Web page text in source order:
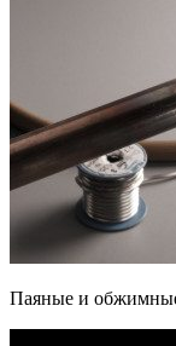
Паяные и